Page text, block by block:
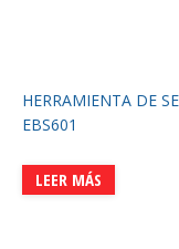
HERRAMIENTA DE
EBS601
LEER MÁS